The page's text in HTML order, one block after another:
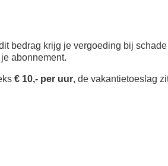
bedrag krijg je vergoeding bij
abonnement.
€ 10,- per uur, de vakantietoeslag